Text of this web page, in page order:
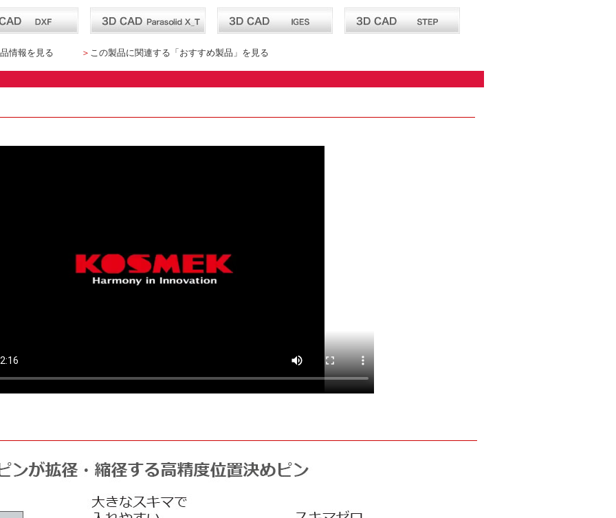
情報を見る ＞ この製品に関連する「おすすめ製品」を見る